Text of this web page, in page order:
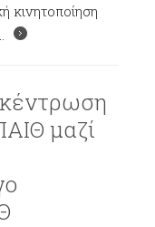
κινητοποίηση
μαζί